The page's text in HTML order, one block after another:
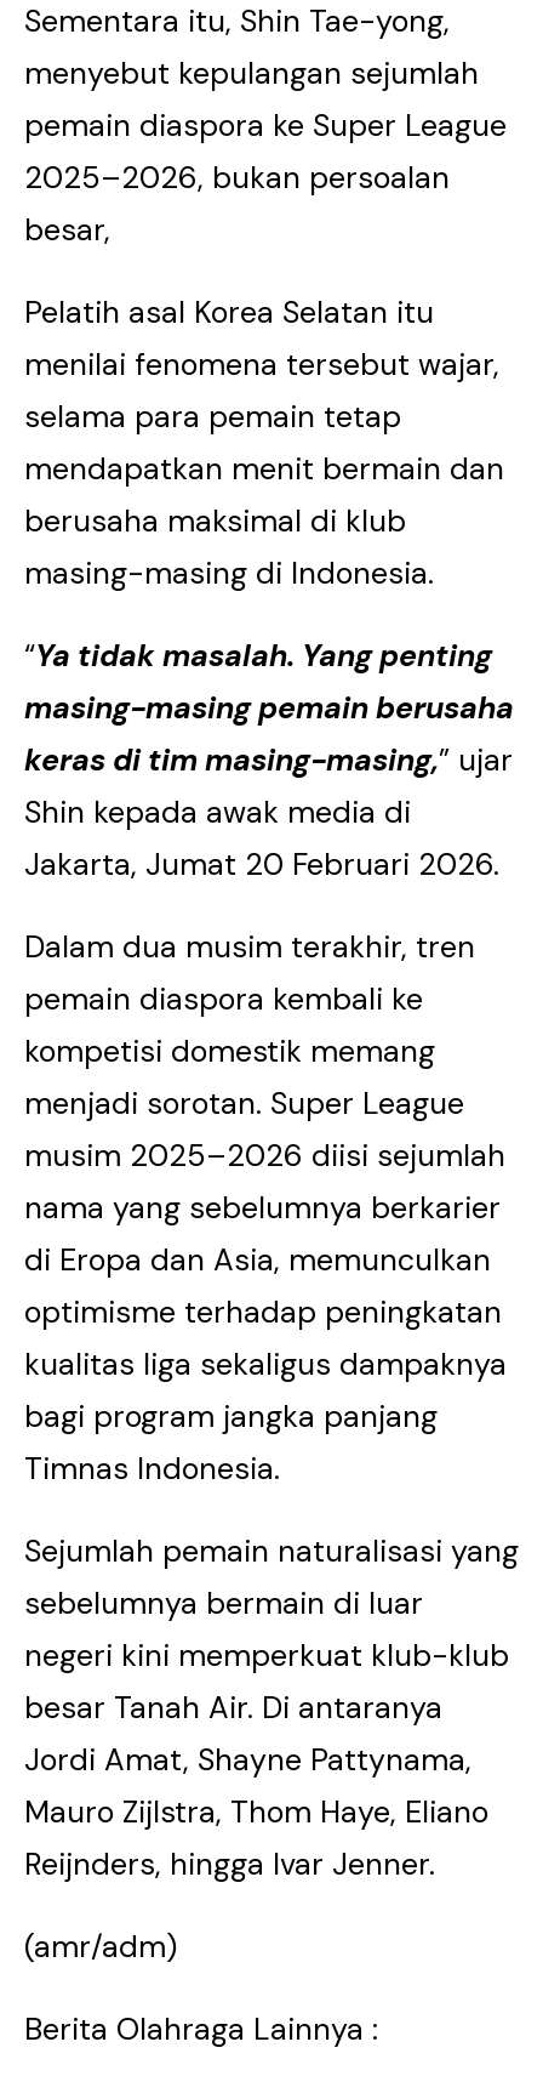
Sementara itu, Shin Tae-yong,
menyebut kepulangan sejumlah
pemain diaspora ke Super League
2025–2026, bukan persoalan
besar,
Pelatih asal Korea Selatan itu
menilai fenomena tersebut wajar,
selama para pemain tetap
mendapatkan menit bermain dan
berusaha maksimal di klub
masing-masing di Indonesia.
“Ya tidak masalah. Yang penting
masing-masing pemain berusaha
keras di tim masing-masing,” ujar
Shin kepada awak media di
Jakarta, Jumat 20 Februari 2026.
Dalam dua musim terakhir, tren
pemain diaspora kembali ke
kompetisi domestik memang
menjadi sorotan. Super League
musim 2025–2026 diisi sejumlah
nama yang sebelumnya berkarier
di Eropa dan Asia, memunculkan
optimisme terhadap peningkatan
kualitas liga sekaligus dampaknya
bagi program jangka panjang
Timnas Indonesia.
Sejumlah pemain naturalisasi yang
sebelumnya bermain di luar
negeri kini memperkuat klub-klub
besar Tanah Air. Di antaranya
Jordi Amat, Shayne Pattynama,
Mauro Zijlstra, Thom Haye, Eliano
Reijnders, hingga Ivar Jenner.
(amr/adm)
Berita Olahraga Lainnya :